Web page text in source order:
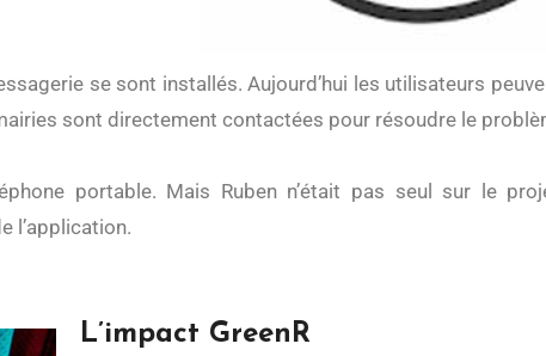
sont directement contactées pour résoudre le
portable. Mais Ruben n’était pas seul sur le
l’application.
L’impact GreenR